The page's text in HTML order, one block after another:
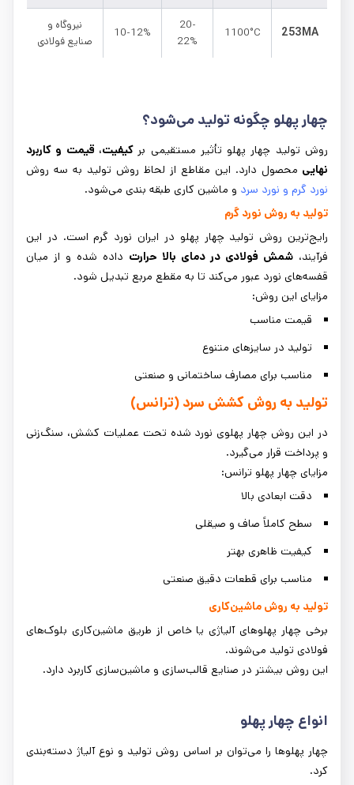
253MA
1100°C
20-
22%
10-12%
نیروگاه و
صنایع فولادی
چهار پهلو چگونه تولید می‌شود؟
روش تولید چهار پهلو تأثیر مستقیمی بر کیفیت، قیمت و کاربرد
نهایی محصول دارد. این مقاطع از لحاظ روش تولید به سه روش
نورد گرم و نورد سرد و ماشین کاری طبقه بندی می‌شود.
تولید به روش نورد گرم
رایج‌ترین روش تولید چهار پهلو در ایران نورد گرم است. در این
فرآیند، شمش فولادی در دمای بالا حرارت داده شده و از میان
قفسه‌های نورد عبور می‌کند تا به مقطع مربع تبدیل شود.
مزایای این روش:
قیمت مناسب
تولید در سایزهای متنوع
مناسب برای مصارف ساختمانی و صنعتی
تولید به روش کشش سرد (ترانس)
در این روش چهار پهلوی نورد شده تحت عملیات کشش، سنگ‌زنی
و پرداخت قرار می‌گیرد.
مزایای چهار پهلو ترانس:
دقت ابعادی بالا
سطح کاملاً صاف و صیقلی
کیفیت ظاهری بهتر
مناسب برای قطعات دقیق صنعتی
تولید به روش ماشین‌کاری
برخی چهار پهلوهای آلیاژی یا خاص از طریق ماشین‌کاری بلوک‌های
فولادی تولید می‌شوند.
این روش بیشتر در صنایع قالب‌سازی و ماشین‌سازی کاربرد دارد.
انواع چهار پهلو
چهار پهلوها را می‌توان بر اساس روش تولید و نوع آلیاژ دسته‌بندی
کرد.